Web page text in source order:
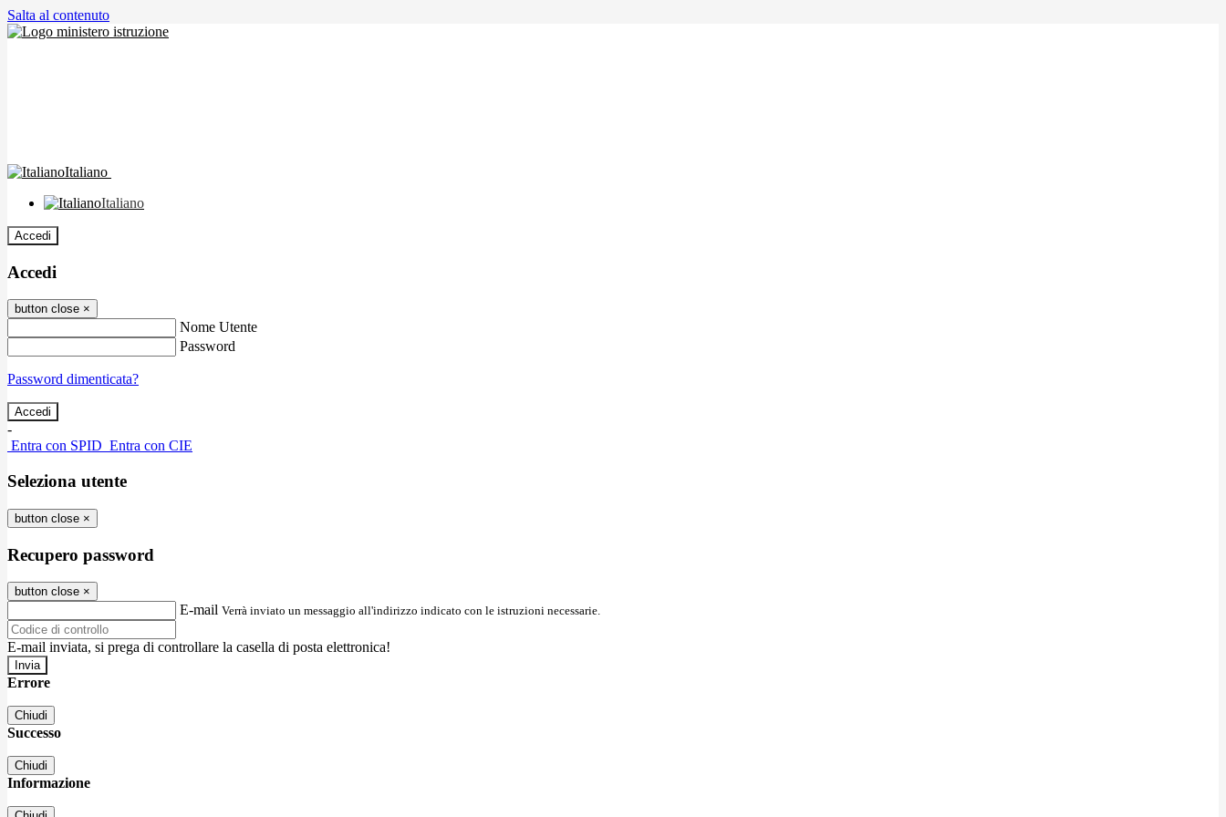
Salta al contenuto
Italiano
Italiano
Accedi
Accedi
button close ×
Nome Utente
Password
Password dimenticata?
-
Entra con SPID Entra con CIE
Seleziona utente
button close ×
Recupero password
button close ×
E-mail Verrà inviato un messaggio all'indirizzo indicato con le istruzioni necessarie.
E-mail inviata, si prega di controllare la casella di posta elettronica!
Errore
Chiudi
Successo
Chiudi
Informazione